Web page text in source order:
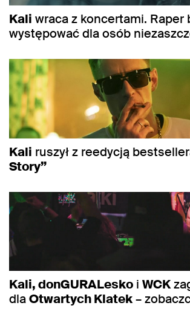
Kali wraca z koncertami. Raper
występować dla osób
Kali ruszył z reedycją
Story”
Kali, donGURALesko i WCK
dlaOtwartych Klatek–